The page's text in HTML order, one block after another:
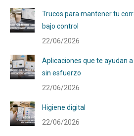
Trucos para mantener tu
bajo control
22/06/2026
Aplicaciones que te ayudan
sin esfuerzo
22/06/2026
Higiene digital
22/06/2026